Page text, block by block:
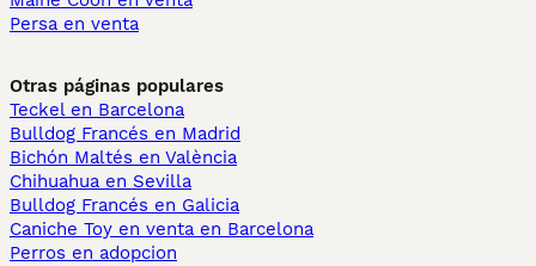
Persa en venta
Otras páginas populares
Teckel en Barcelona
Bulldog Francés en Madrid
Bichón Maltés en València
Chihuahua en Sevilla
Bulldog Francés en Galicia
Caniche Toy en venta en Barcelona
Perros en adopcion